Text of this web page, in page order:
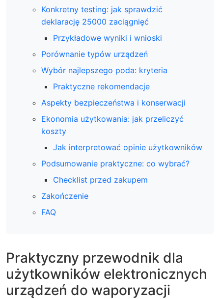
Konkretny testing: jak sprawdzić
deklarację 25000 zaciągnięć
Przykładowe wyniki i wnioski
Porównanie typów urządzeń
Wybór najlepszego poda: kryteria
Praktyczne rekomendacje
Aspekty bezpieczeństwa i konserwacji
Ekonomia użytkowania: jak przeliczyć
koszty
Jak interpretować opinie użytkowników
Podsumowanie praktyczne: co wybrać?
Checklist przed zakupem
Zakończenie
FAQ
Praktyczny przewodnik dla
użytkowników elektronicznych
urządzeń do waporyzacji